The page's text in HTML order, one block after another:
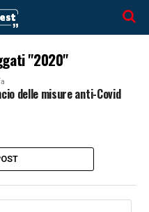
"2020"
delle misure anti-Covid